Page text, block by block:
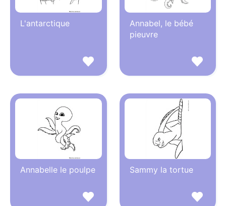
L'antarctique
Annabel, le bébé
pieuvre
Annabelle le poulpe Sammy la tortue